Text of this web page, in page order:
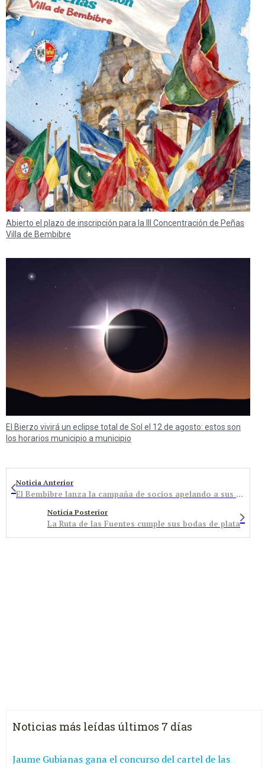
Abierto el plazo de inscripción para la III Concentración de Peñas
Villa de Bembibre
El Bierzo vivirá un eclipse total de Sol el 12 de agosto: estos son
los horarios municipio a municipio
Noticia Anterior
El Bembibre lanza la campaña de socios apelando a sus 95 años de historia
Noticia Posterior
La Ruta de las Fuentes cumple sus bodas de plata
Noticias más leídas últimos 7 días
Jaume Gubianas gana el concurso del cartel de las